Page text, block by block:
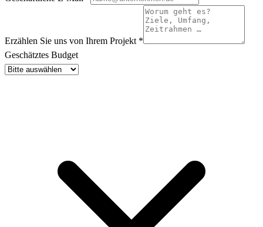
Erzählen Sie uns von Ihrem Projekt *
Geschätztes Budget